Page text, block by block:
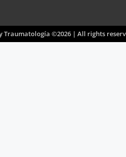
Traumatología ©2026 | All rights